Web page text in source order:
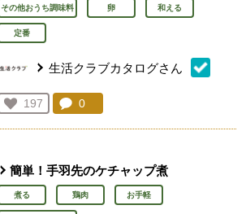
その他おうち調味料 卵 和える
定番
生活クラブカタログさん
お気に入り登録：
197
人が登録
コメント：
0
簡単！手羽先のケチャップ煮
煮る 鶏肉 お手軽